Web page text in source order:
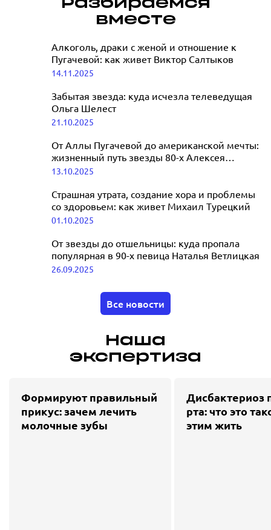
адаптивных
навыков к
свободе - одна
из главных
задач»:
УФСИН Светлана Громова
о работе с осужденными
Дмитрий
24.11.2025
Разбираемся
вместе
Алкоголь, драки с женой и отношение к
Пугачевой: как живет Виктор Салтыков
14.11.2025
Забытая звезда: куда исчезла телеведущая
Ольга Шелест
21.10.2025
От Аллы Пугачевой до американской мечты:
жизненный путь звезды 80-х Алексея
Глызина
13.10.2025
Страшная утрата, создание хора и проблемы
со здоровьем: как живет Михаил Турецкий
01.10.2025
От звезды до отшельницы: куда пропала
популярная в 90-х певица Наталья Ветлицкая
26.09.2025
Все новости
Наша
экспертиза
Формируют правильный
прикус: зачем лечить
молочные зубы
Дисбактериоз
рта: что это
этим жить